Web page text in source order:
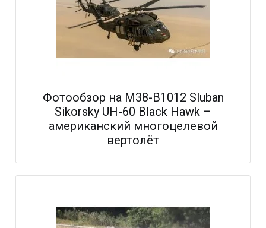
Фотообзор на M38-B1012 Sluban
Sikorsky UH-60 Black Hawk –
американский многоцелевой
вертолёт